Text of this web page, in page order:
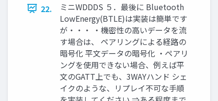
22.
ミニWDDDS ５．最後に Bluetooth
LowEnergy(BTLE)は実装は簡単です
が・・・ ・機密性の高いデータを流
す場合は、 ペアリングによる経路の
暗号化 平文データの暗号化 ・ペアリ
ングを使用できない場合、例えば平
文のGATT上でも、3WAYハンド シェ
イクのような、リプレイ不可な手順